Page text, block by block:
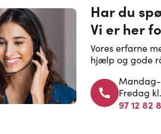
Har du
Vi er her
Vores erfarne
hjælp og gode
Fredag
97 12 82